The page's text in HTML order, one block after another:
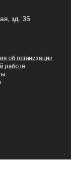
зд. 35
об организации
работе